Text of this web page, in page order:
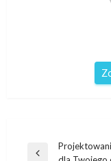
Nawigacja